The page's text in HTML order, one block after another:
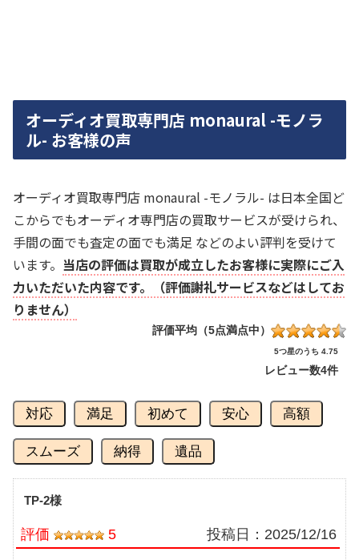
オーディオ買取専門店 monaural -モノラ
ル- お客様の声
オーディオ買取専門店 monaural -モノラル- は日本全国ど
こからでもオーディオ専門店の買取サービスが受けられ、
手間の面でも査定の面でも満足 などのよい評判を受けて
います。 当店の評価は買取が成立したお客様に実際にご入
力いただいた内容です。（評価謝礼サービスなどはしてお
りません）
評価平均（5点満点中）
5つ星のうち 4.75
レビュー数4件
対応 満足 初めて 安心 高額
スムーズ 納得 遺品
TP-2様
評価 5 投稿日： 2025/12/16